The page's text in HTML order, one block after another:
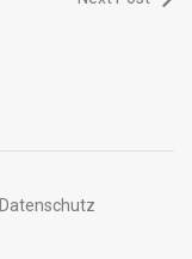
Datenschutz